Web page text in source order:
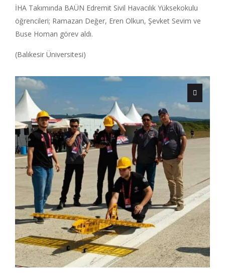
İHA Takımında BAÜN Edremit Sivil Havacılık Yüksekokulu
öğrencileri; Ramazan Değer, Eren Olkun, Şevket Sevim ve
Buse Homan görev aldı.
(Balıkesir Üniversitesi)